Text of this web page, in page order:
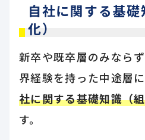
自社に関する基
化）
新卒や既卒層のみなら
界経験を持った中途層
社に関する基礎知識（
す。